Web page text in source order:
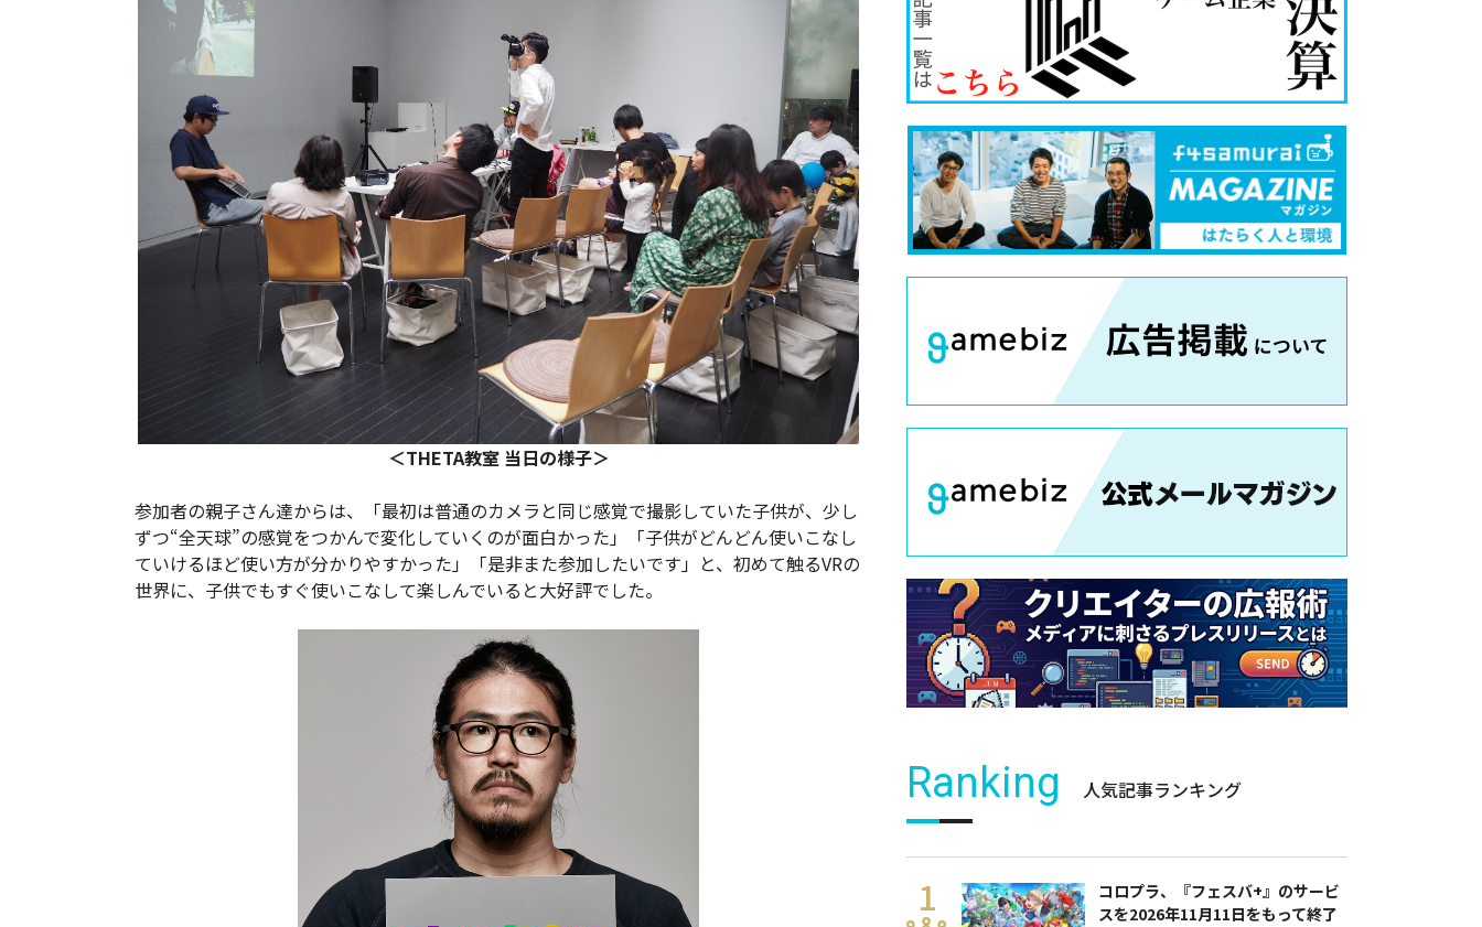
＜THETA教室 当日の様子＞
参加者の親子さん達からは、「最初は普通のカメラと同じ感覚で撮影していた子供が、少し
ずつ“全天球”の感覚をつかんで変化していくのが面白かった」「子供がどんどん使いこなし
ていけるほど使い方が分かりやすかった」「是非また参加したいです」と、初めて触るVRの
世界に、子供でもすぐ使いこなして楽しんでいると大好評でした。
Ranking 人気記事ランキング
コロプラ、『フェスバ+』のサービ
スを2026年11月11日をもって終了